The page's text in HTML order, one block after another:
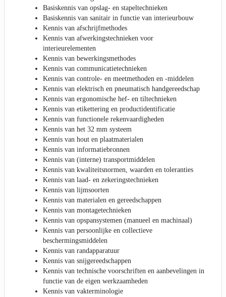
Basiskennis van opslag- en stapeltechnieken
Basiskennis van sanitair in functie van interieurbouw
Kennis van afschrijfmethodes
Kennis van afwerkingstechnieken voor
interieurelementen
Kennis van bewerkingsmethodes
Kennis van communicatietechnieken
Kennis van controle- en meetmethoden en -middelen
Kennis van elektrisch en pneumatisch handgereedschap
Kennis van ergonomische hef- en tiltechnieken
Kennis van etikettering en productidentificatie
Kennis van functionele rekenvaardigheden
Kennis van het 32 mm systeem
Kennis van hout en plaatmaterialen
Kennis van informatiebronnen
Kennis van (interne) transportmiddelen
Kennis van kwaliteitsnormen, waarden en toleranties
Kennis van laad- en zekeringstechnieken
Kennis van lijmsoorten
Kennis van materialen en gereedschappen
Kennis van montagetechnieken
Kennis van opspansystemen (manueel en machinaal)
Kennis van persoonlijke en collectieve
beschermingsmiddelen
Kennis van randapparatuur
Kennis van snijgereedschappen
Kennis van technische voorschriften en aanbevelingen in
functie van de eigen werkzaamheden
Kennis van vakterminologie